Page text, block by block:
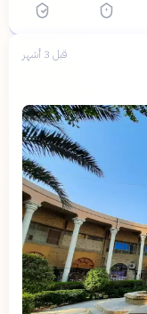
قبل 3 أشهر